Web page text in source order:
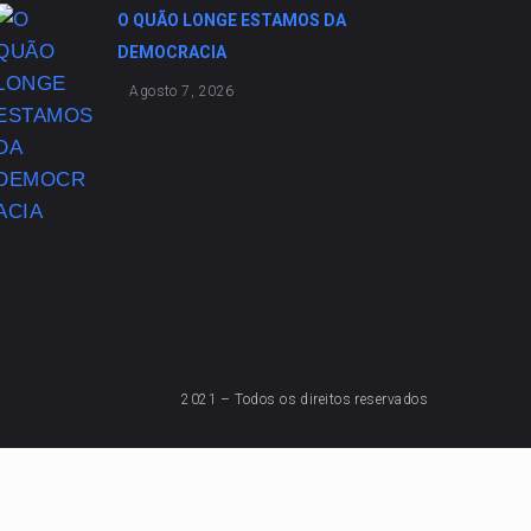
O QUÃO LONGE ESTAMOS DA
DEMOCRACIA
Agosto 7, 2026
2021 – Todos os direitos reservados